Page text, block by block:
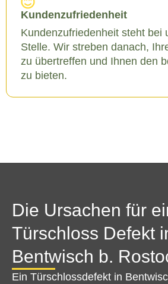
Kundenzufriedenheit
Kundenzufriedenheit steht bei
Stelle. Wir streben danach,
zu übertreffen und Ihnen den
zu bieten.
Die Ursachen für
Türschloss Defekt
Bentwisch b.
Ein Türschlossdefekt in